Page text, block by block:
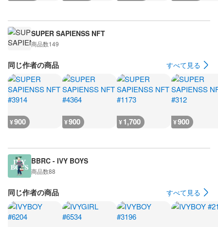
SUPER SAPIENSS NFT
商品数149
同じ作者の商品 すべて見る
¥900 ¥900 ¥1,700 ¥900
BBRC - IVY BOYS
商品数88
同じ作者の商品 すべて見る